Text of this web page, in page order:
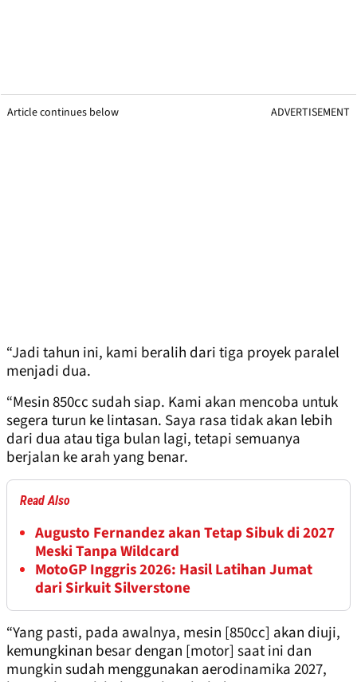
Article continues below ADVERTISEMENT
“Jadi tahun ini, kami beralih dari tiga proyek paralel
menjadi dua.
“Mesin 850cc sudah siap. Kami akan mencoba untuk
segera turun ke lintasan. Saya rasa tidak akan lebih
dari dua atau tiga bulan lagi, tetapi semuanya
berjalan ke arah yang benar.
Read Also
Augusto Fernandez akan Tetap Sibuk di 2027
Meski Tanpa Wildcard
MotoGP Inggris 2026: Hasil Latihan Jumat
dari Sirkuit Silverstone
“Yang pasti, pada awalnya, mesin [850cc] akan diuji,
kemungkinan besar dengan [motor] saat ini dan
mungkin sudah menggunakan aerodinamika 2027,